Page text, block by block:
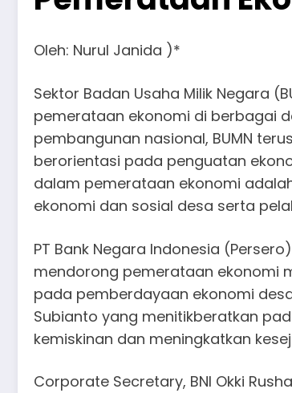
Oleh: Nurul Janida )*
Sektor Badan Usaha Milik Negara
pemerataan ekonomi di berbagai
pembangunan nasional, BUMN
berorientasi pada penguatan
dalam pemerataan ekonomi
ekonomi dan sosial desa serta
PT Bank Negara Indonesia
mendorong pemerataan ekonomi
pada pemberdayaan ekonomi
Subianto yang menitikberatkan
kemiskinan dan meningkatkan
Corporate Secretary, BNI Okki